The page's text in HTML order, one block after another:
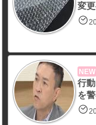
変
NEW
行
を